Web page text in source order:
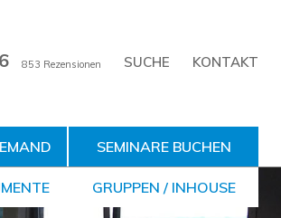
KONTAKT
853 Rezensionen
SEMINARE BUCHEN
GRUPPEN / INHOUSE